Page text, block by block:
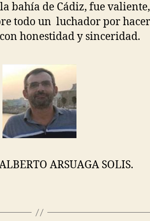
bahía de Cádiz, fue valiente,
todo un luchador por
con honestidad y sinceridad.
ARSUAGA SOLIS.